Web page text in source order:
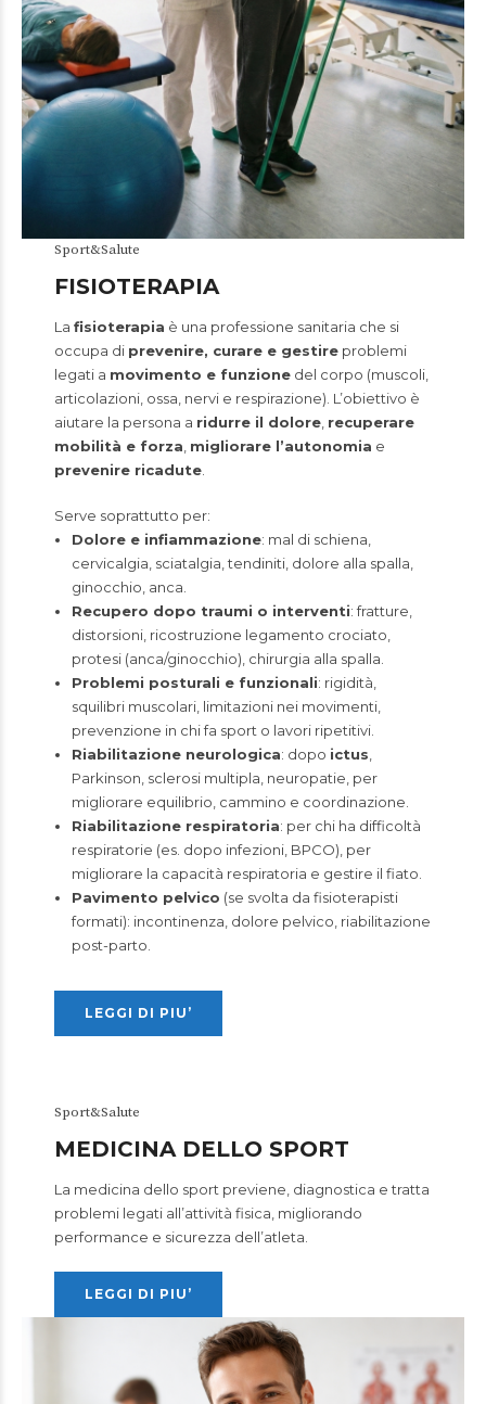
Sport&Salute
FISIOTERAPIA
La fisioterapia è una professione sanitaria che si
occupa di prevenire, curare e gestire problemi
legati a movimento e funzione del corpo (muscoli,
articolazioni, ossa, nervi e respirazione). L’obiettivo è
aiutare la persona a ridurre il dolore recuperare
mobilità e forza migliorare l’autonomia e
prevenire ricadute
Serve soprattutto per:
Dolore e infiammazione: mal di schiena,
cervicalgia, sciatalgia, tendiniti, dolore alla spalla,
ginocchio, anca.
Recupero dopo traumi o interventi: fratture,
distorsioni, ricostruzione legamento crociato,
protesi (anca/ginocchio), chirurgia alla spalla.
Problemi posturali e funzionali: rigidità,
squilibri muscolari, limitazioni nei movimenti,
prevenzione in chi fa sport o lavori ripetitivi.
Riabilitazione neurologica: dopo ictus
Parkinson, sclerosi multipla, neuropatie, per
migliorare equilibrio, cammino e coordinazione.
Riabilitazione respiratoria: per chi ha difficoltà
respiratorie (es. dopo infezioni, BPCO), per
migliorare la capacità respiratoria e gestire il fiato.
Pavimento pelvico (se svolta da fisioterapisti
formati): incontinenza, dolore pelvico, riabilitazione
post-parto.
LEGGI DI PIU’
Sport&Salute
MEDICINA DELLO SPORT
La medicina dello sport previene, diagnostica e tratta
problemi legati all’attività fisica, migliorando
performance e sicurezza dell’atleta.
LEGGI DI PIU’